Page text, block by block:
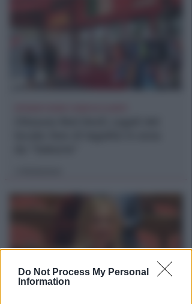
Do Not Process My Personal
Information